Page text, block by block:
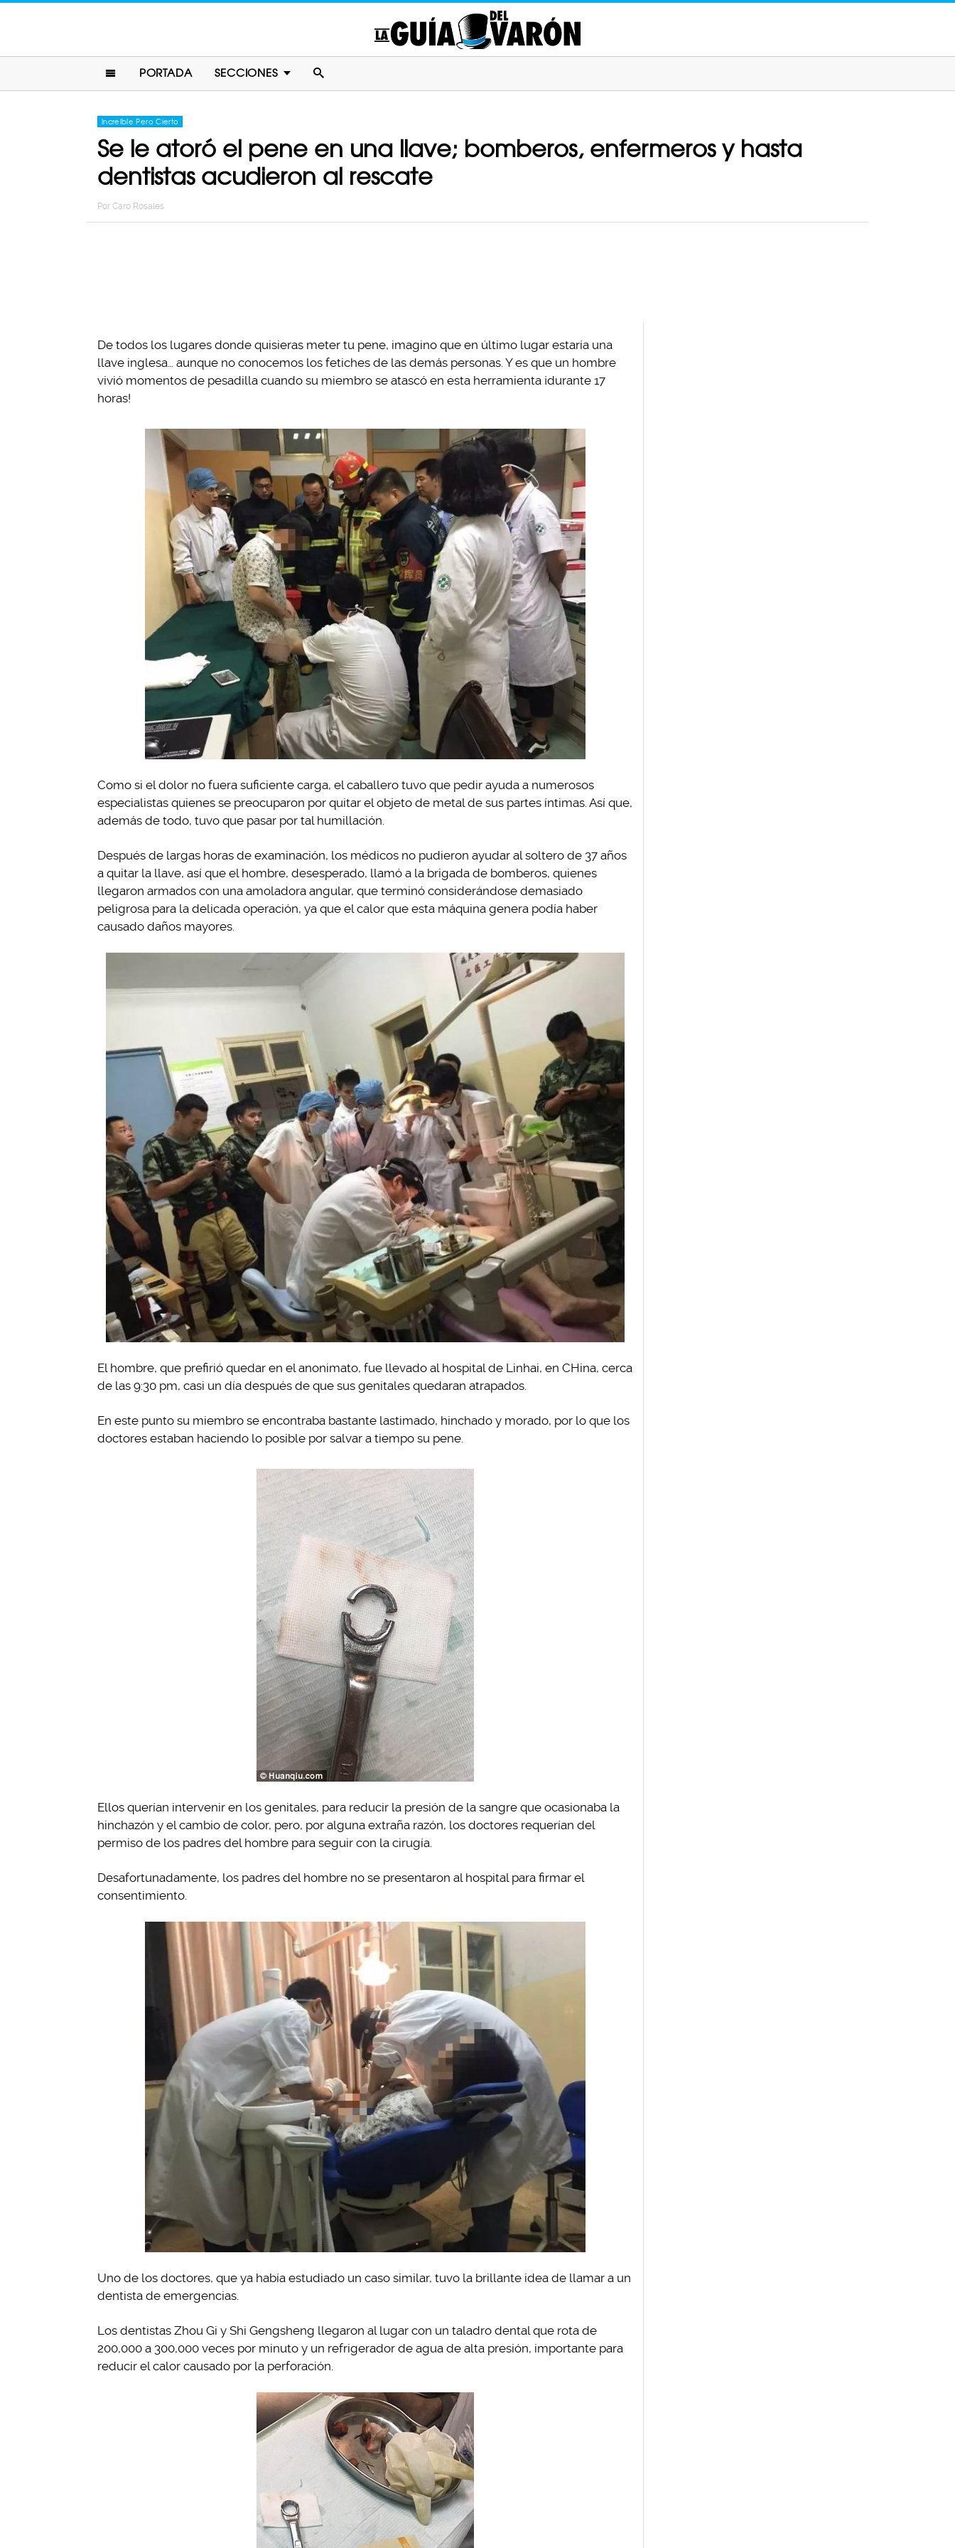
PORTADA SECCIONES
Increíble Pero Cierto
Se le atoró el pene en una llave; bomberos, enfermeros y hasta
dentistas acudieron al rescate
Por Caro Rosales
De todos los lugares donde quisieras meter tu pene, imagino que en último lugar estaría una
llave inglesa… aunque no conocemos los fetiches de las demás personas. Y es que un hombre
vivió momentos de pesadilla cuando su miembro se atascó en esta herramienta ¡durante 17
horas!
Como si el dolor no fuera suficiente carga, el caballero tuvo que pedir ayuda a numerosos
especialistas quienes se preocuparon por quitar el objeto de metal de sus partes íntimas. Así que,
además de todo, tuvo que pasar por tal humillación.
Después de largas horas de examinación, los médicos no pudieron ayudar al soltero de 37 años
a quitar la llave, así que el hombre, desesperado, llamó a la brigada de bomberos, quienes
llegaron armados con una amoladora angular, que terminó considerándose demasiado
peligrosa para la delicada operación, ya que el calor que esta máquina genera podía haber
causado daños mayores.
El hombre, que prefirió quedar en el anonimato, fue llevado al hospital de Linhai, en CHina, cerca
de las 9:30 pm, casi un día después de que sus genitales quedaran atrapados.
En este punto su miembro se encontraba bastante lastimado, hinchado y morado, por lo que los
doctores estaban haciendo lo posible por salvar a tiempo su pene.
Ellos querían intervenir en los genitales, para reducir la presión de la sangre que ocasionaba la
hinchazón y el cambio de color, pero, por alguna extraña razón, los doctores requerían del
permiso de los padres del hombre para seguir con la cirugía.
Desafortunadamente, los padres del hombre no se presentaron al hospital para firmar el
consentimiento.
Uno de los doctores, que ya había estudiado un caso similar, tuvo la brillante idea de llamar a un
dentista de emergencias.
Los dentistas Zhou Gi y Shi Gengsheng llegaron al lugar con un taladro dental que rota de
200,000 a 300,000 veces por minuto y un refrigerador de agua de alta presión, importante para
reducir el calor causado por la perforación.